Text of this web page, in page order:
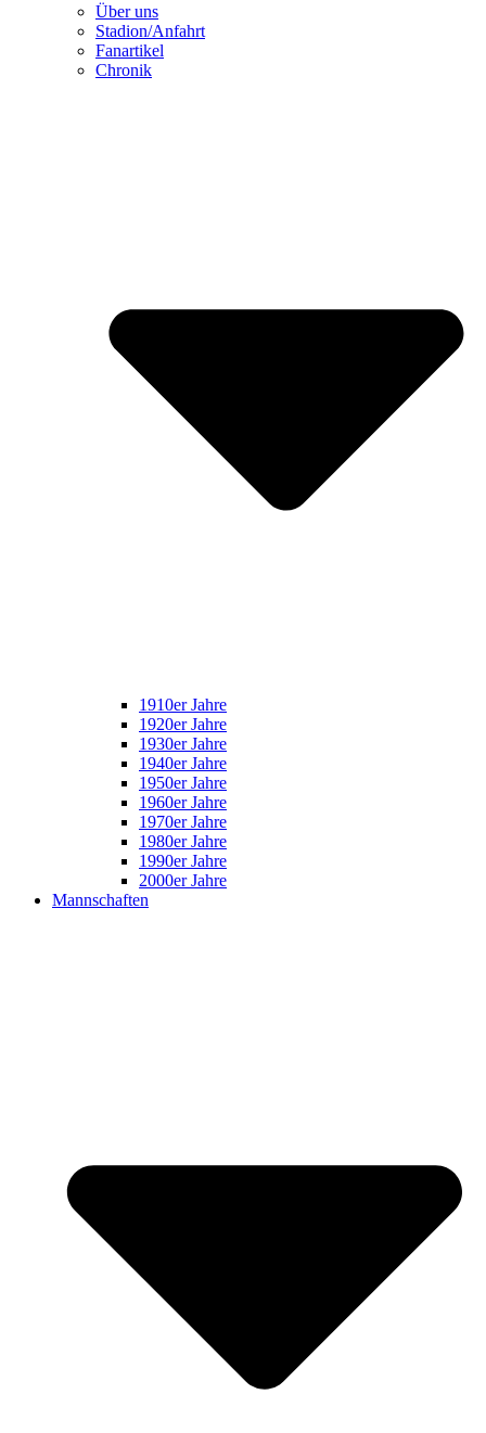
Über uns
Stadion/Anfahrt
Fanartikel
Chronik
1910er Jahre
1920er Jahre
1930er Jahre
1940er Jahre
1950er Jahre
1960er Jahre
1970er Jahre
1980er Jahre
1990er Jahre
2000er Jahre
Mannschaften